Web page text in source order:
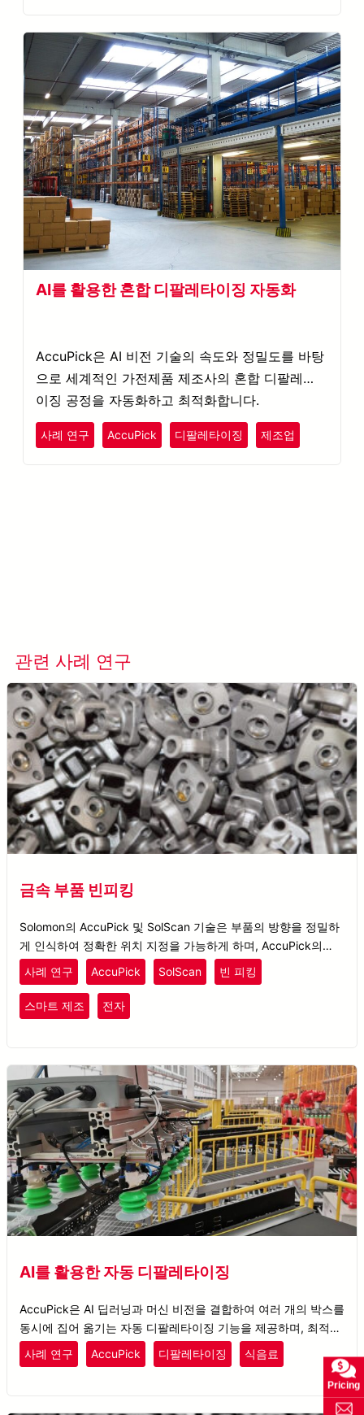
AI를 활용한 혼합 디팔레타이징 자동화
AccuPick은 AI 비전 기술의 속도와 정밀도를 바탕
으로 세계적인 가전제품 제조사의 혼합 디팔레타
이징 공정을 자동화하고 최적화합니다.
사례 연구 AccuPick 디팔레타이징 제조업
관련 사례 연구
금속 부품 빈피킹
Solomon의 AccuPick 및 SolScan 기술은 부품의 방향을 정밀하
게 인식하여 정확한 위치 지정을 가능하게 하며, AccuPick의
ROS 모션 플래닝은 충돌 없는 픽업을 보장합니다.
사례 연구 AccuPick SolScan 빈 피킹
스마트 제조 전자
AI를 활용한 자동 디팔레타이징
AccuPick은 AI 딥러닝과 머신 비전을 결합하여 여러 개의 박스를
동시에 집어 옮기는 자동 디팔레타이징 기능을 제공하며, 최적의
물류 분배를 실현합니다.
사례 연구 AccuPick 디팔레타이징 식음료
Pricing